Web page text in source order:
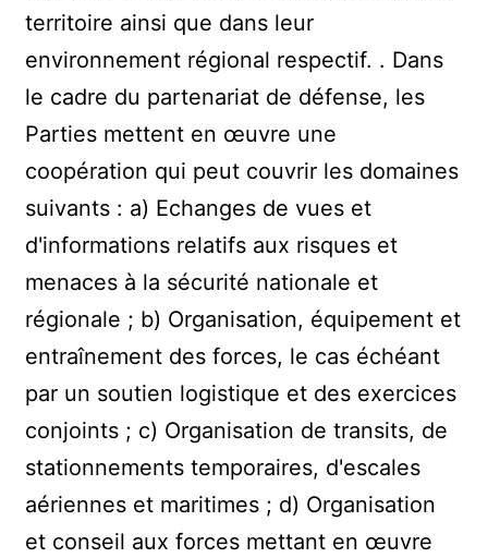
territoire ainsi que dans leur
environnement régional respectif. . Dans
le cadre du partenariat de défense, les
Parties mettent en œuvre une
coopération qui peut couvrir les domaines
suivants : a) Echanges de vues et
d'informations relatifs aux risques et
menaces à la sécurité nationale et
régionale ; b) Organisation, équipement et
entraînement des forces, le cas échéant
par un soutien logistique et des exercices
conjoints ; c) Organisation de transits, de
stationnements temporaires, d'escales
aériennes et maritimes ; d) Organisation
et conseil aux forces mettant en œuvre